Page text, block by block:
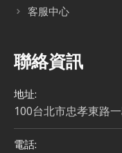
客服中心
聯絡資訊
地址:
100台北市忠孝東路
電話: